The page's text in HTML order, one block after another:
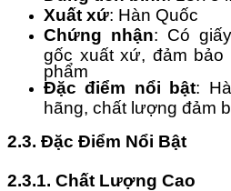
Xuất xứ: Hàn Quốc
Chứng nhận: Có
gốc xuất xứ, đảm
phẩm
Đặc điểm nổi bật:
hãng, chất lượng đảm
2.3. Đặc Điểm Nổi Bật
2.3.1. Chất Lượng Cao